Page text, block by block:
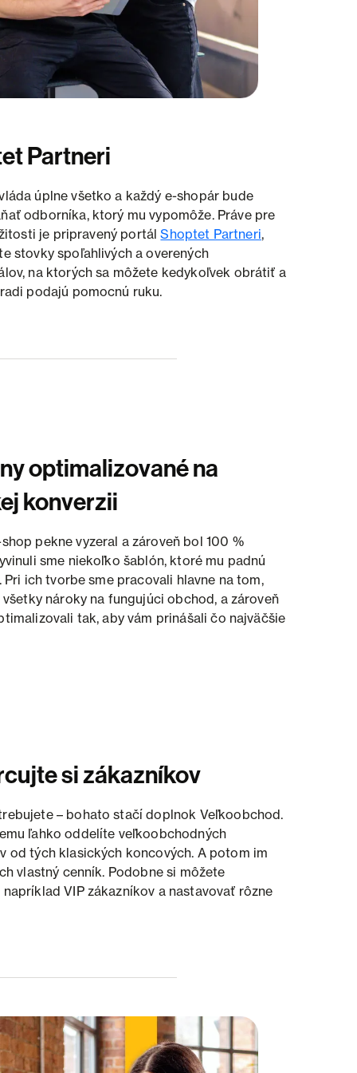
Partneri
úplne všetko a každý e-shopár bude
odborníka, ktorý mu vypomôže. Práve pre
je pripravený portálShoptet Partneri,
stovky spoľahlivých a overených
na ktorých sa môžete kedykoľvek obrátiť a
podajú pomocnú ruku.
optimalizované na
konverzii
pekne vyzeral a zároveň bol 100 %
sme niekoľko šablón, ktoré mu padnú
Pri ich tvorbe sme pracovali hlavne na tom,
nároky na fungujúci obchod, a zároveň
tak, aby vám prinášali čo najväčšie
si zákazníkov
– bohato stačí doplnok Veľkoobchod.
ľahko oddelíte veľkoobchodných
od tých klasických koncových. A potom im
vlastný cenník. Podobne si môžete
VIP zákazníkov a nastavovať rôzne